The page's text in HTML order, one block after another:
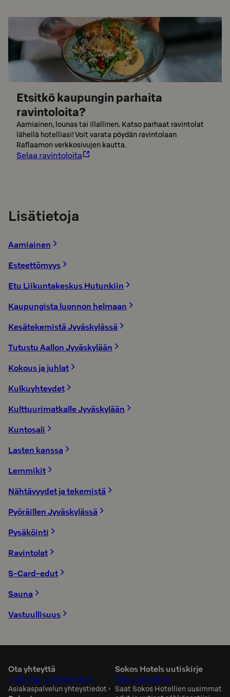
Etsitkö kaupungin parhaita
ravintoloita?
Aamiainen, lounas tai illallinen. Katso parhaat ravintolat
lähellä hotelliasi! Voit varata pöydän ravintolaan
Raflaamon verkkosivujen kautta.
Selaa ravintoloita
Lisätietoja
Aamiainen
Esteettömyys
Etu Liikuntakeskus Hutunkiin
Kaupungista luonnon helmaan
Kesätekemistä Jyväskylässä
Tutustu Aallon Jyväskylään
Kokous ja juhlat
Kulkuyhteydet
Kulttuurimatkalle Jyväskylään
Kuntosali
Lasten kanssa
Lemmikit
Nähtävyydet ja tekemistä
Pyöräillen Jyväskylässä
Pysäköinti
Ravintolat
S-Card-edut
Sauna
Vastuullisuus
Ota yhteyttä
Hotellien yhteystiedot
Asiakaspalvelun yhteystiedot ›
Sokos Hotels uutiskirje
Tilaa uutiskirje
Saat Sokos Hotellien uusimmat